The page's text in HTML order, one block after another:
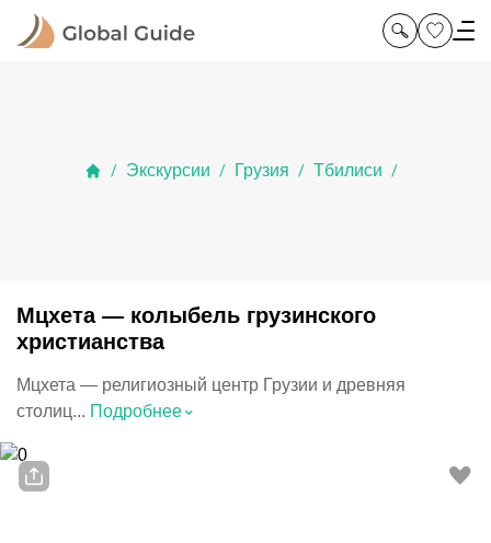
/ Экскурсии / Грузия / Тбилиси /
Мцхета — колыбель грузинского
христианства
Мцхета — религиозный центр Грузии и древняя
столиц... Подробнее⌃